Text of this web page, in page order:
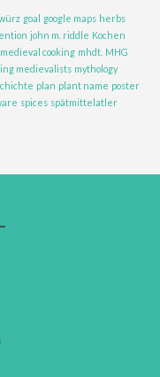
goal google maps herbs
john m. riddle Kochen
medieval cooking mhdt. MHG
medievalists mythology
plan plant name poster
spices spätmittelatler